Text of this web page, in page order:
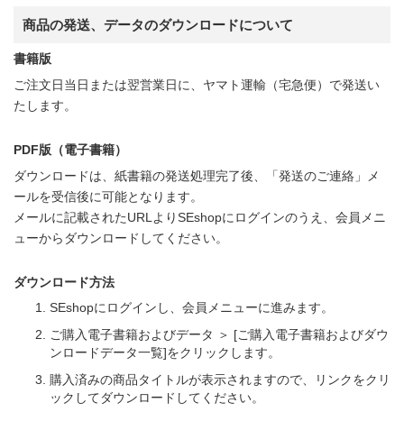
商品の発送、データのダウンロードについて
書籍版
ご注文日当日または翌営業日に、ヤマト運輸（宅急便）で発送い
たします。
PDF版（電子書籍）
ダウンロードは、紙書籍の発送処理完了後、「発送のご連絡」メ
ールを受信後に可能となります。
メールに記載されたURLよりSEshopにログインのうえ、会員メニ
ューからダウンロードしてください。
ダウンロード方法
SEshopにログインし、会員メニューに進みます。
ご購入電子書籍およびデータ ＞ [ご購入電子書籍およびダウ
ンロードデータ一覧]をクリックします。
購入済みの商品タイトルが表示されますので、リンクをクリ
ックしてダウンロードしてください。